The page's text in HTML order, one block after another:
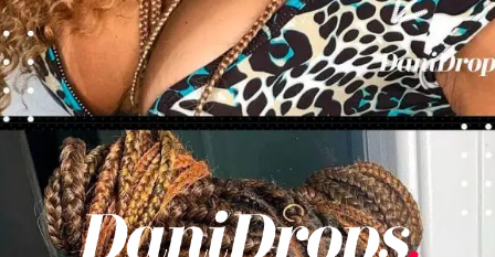
Opening https://danidrops.com.br/tendencia-de-corte-para-cabelo-crespo-feminino/